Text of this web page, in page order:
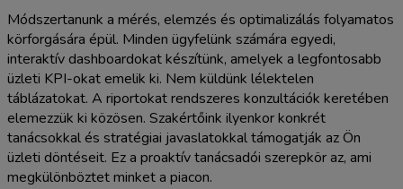
Módszertanunk a mérés, elemzés és optimalizálás folyamatos
körforgására épül. Minden ügyfelünk számára egyedi,
interaktív dashboardokat készítünk, amelyek a legfontosabb
üzleti KPI-okat emelik ki. Nem küldünk lélektelen
táblázatokat. A riportokat rendszeres konzultációk keretében
elemezzük ki közösen. Szakértőink ilyenkor konkrét
tanácsokkal és stratégiai javaslatokkal támogatják az Ön
üzleti döntéseit. Ez a proaktív tanácsadói szerepkör az, ami
megkülönböztet minket a piacon.